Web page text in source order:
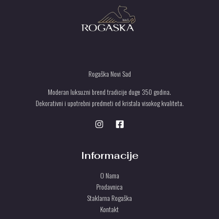
Rogaška Novi Sad
Moderan luksuzni brend tradicije duge 350 godina.
Dekorativni i upotrebni predmeti od kristala visokog kvaliteta.
Informacije
O Nama
Prodavnica
Staklarna Rogaška
Kontakt